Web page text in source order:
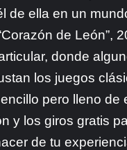
de ella en un
de León”,
donde
los juegos
pero lleno de
y los giros gratis
de tu